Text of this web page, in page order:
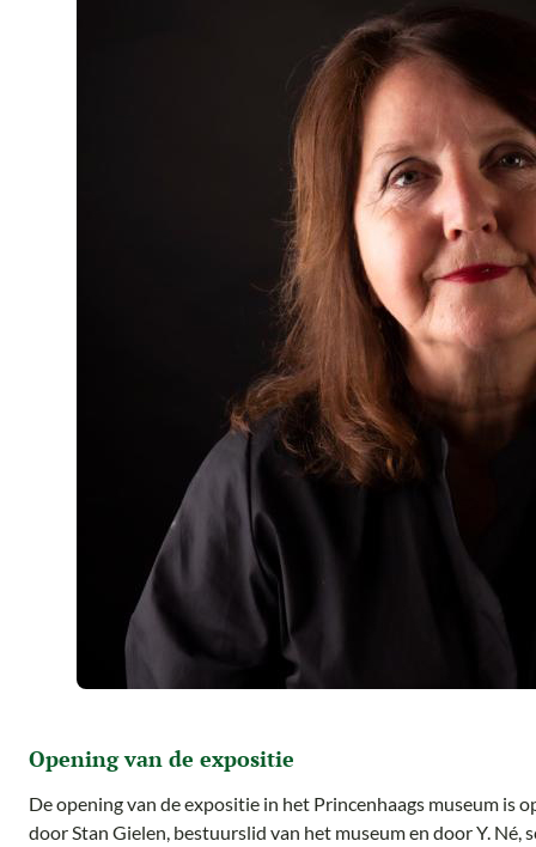
Opening van de expositie
De opening van de expositie in het Princenhaags museum is
door Stan Gielen, bestuurslid van het museum en door Y.